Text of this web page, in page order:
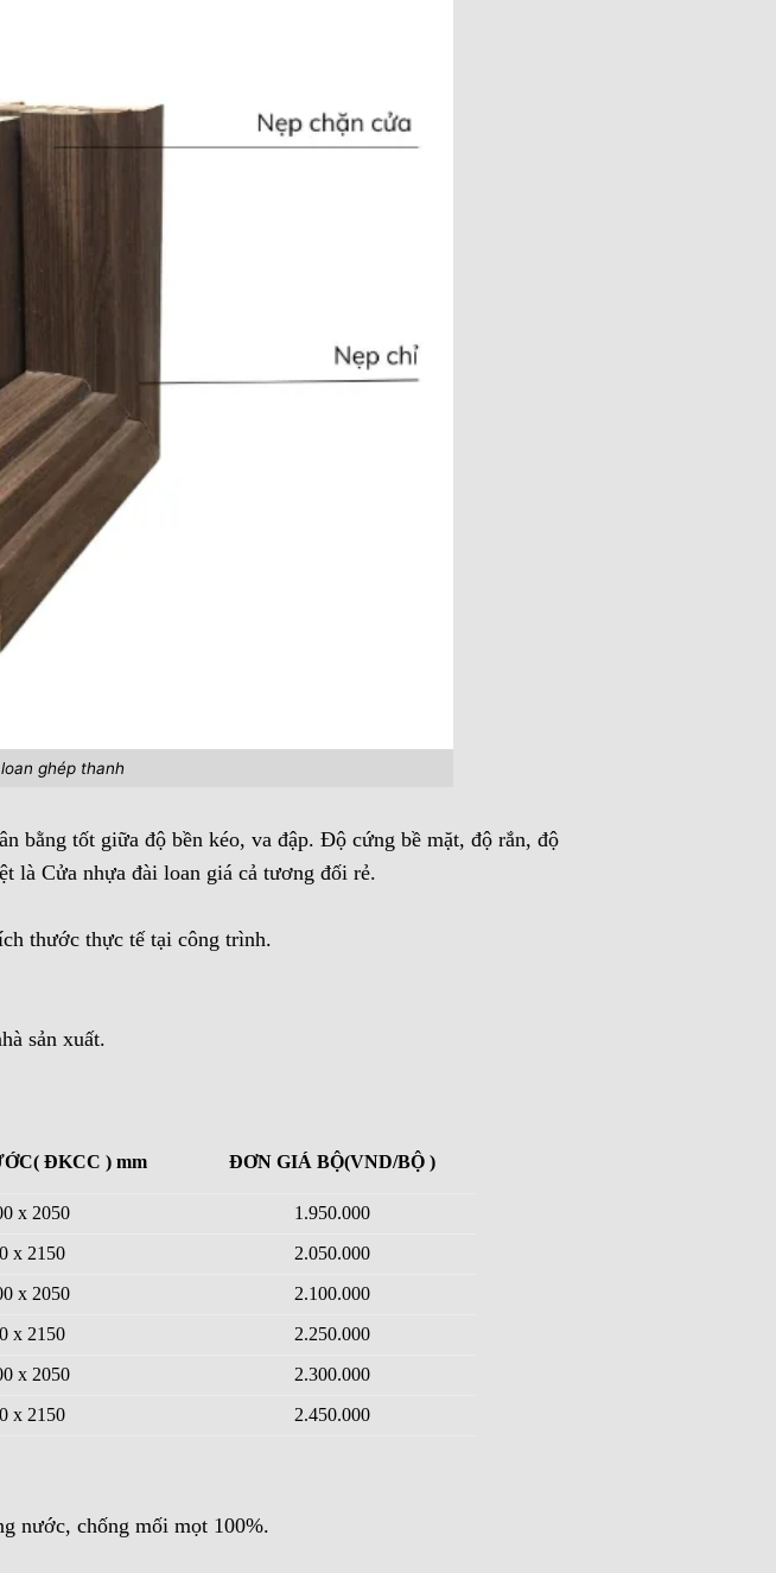
ghép thanh
bằng tốt giữa độ bền kéo, va đập. Độ cứng bề mặt, độ rắn, độ
là Cửa nhựa đài loan giá cả tương đối rẻ.
thước thực tế tại công trình.
sản xuất.
( ĐKCC ) mm ĐƠN GIÁ BỘ(VND/BỘ )
x 2050
1.950.000
x 2150
2.050.000
x 2050
2.100.000
x 2150
2.250.000
x 2050
2.300.000
x 2150
2.450.000
nước, chống mối mọt 100%.